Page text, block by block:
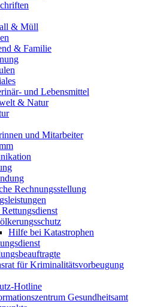
& Müll
& Familie
und Lebensmittel
& Natur
und Mitarbeiter
Rechnungsstellung
Hilfe bei Katastrophen
für Kriminalitätsvorbeugung
Hotline
Gesundheitsamt